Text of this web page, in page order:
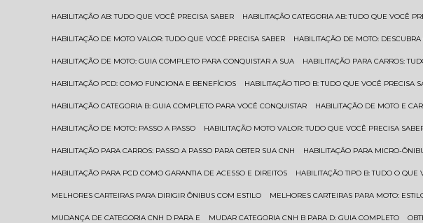
HABILITAÇÃO AB: TUDO QUE VOCÊ PRECISA SABER HABILITAÇÃO CATEGORIA AB: TUDO QUE VOCÊ
HABILITAÇÃO DE MOTO VALOR: TUDO QUE VOCÊ PRECISA SABER HABILITAÇÃO DE MOTO:
HABILITAÇÃO DE MOTO: GUIA COMPLETO PARA CONQUISTAR A SUA HABILITAÇÃO PARA CARROS:
HABILITAÇÃO PCD: COMO FUNCIONA E BENEFÍCIOS HABILITAÇÃO TIPO B: TUDO QUE VOCÊ PRECISA
HABILITAÇÃO CATEGORIA B: GUIA COMPLETO PARA VOCÊ CONQUISTAR HABILITAÇÃO DE MOTO E
HABILITAÇÃO DE MOTO: PASSO A PASSO HABILITAÇÃO MOTO VALOR: TUDO QUE VOCÊ PRECISA
HABILITAÇÃO PARA CARROS: PASSO A PASSO PARA OBTER SUA CNH HABILITAÇÃO PARA MICRO-
HABILITAÇÃO PARA PCD COMO GARANTIA DE ACESSO E DIREITOS HABILITAÇÃO TIPO B: TUDO O
MELHORES CARTEIRAS PARA DIRIGIR ÔNIBUS COM ESTILO MELHORES CARTEIRAS PARA MOTO:
MUDANÇA DE CATEGORIA CNH D PARA E MUDAR CATEGORIA CNH B PARA D: GUIA COMPLETO